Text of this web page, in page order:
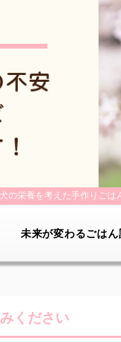
の栄養を考えた手作りごは
未来が変わるごはん
ください